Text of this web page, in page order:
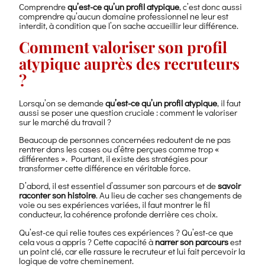
Comprendrequ’est-ce qu’un profil atypique, c’est donc aussi
comprendre qu’aucun domaine professionnel ne leur est
interdit, à condition que l’on sache accueillir leur différence.
Comment valoriser son profil
atypique auprès des recruteurs
?
Lorsqu’on se demandequ’est-ce qu’un profil atypique, il faut
aussi se poser une question cruciale : comment le valoriser
sur le marché du travail ?
Beaucoup de personnes concernées redoutent de ne pas
rentrer dans les cases ou d’être perçues comme trop «
différentes ». Pourtant, il existe des stratégies pour
transformer cette différence en véritable force.
D’abord, il est essentiel d’assumer son parcours et desavoir
raconter son histoire. Au lieu de cacher ses changements de
voie ou ses expériences variées, il faut montrer le fil
conducteur, la cohérence profonde derrière ces choix.
Qu’est-ce qui relie toutes ces expériences ? Qu’est-ce que
cela vous a appris ? Cette capacité à narrer son parcoursest
un point clé, car elle rassure le recruteur et lui fait percevoir la
logique de votre cheminement.